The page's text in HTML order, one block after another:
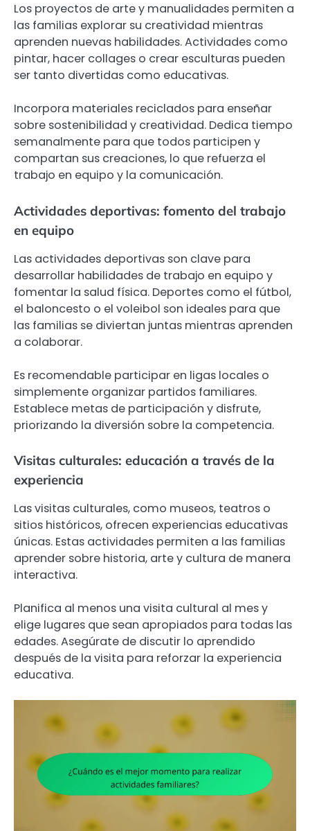
Los proyectos de arte y manualidades permiten a
las familias explorar su creatividad mientras
aprenden nuevas habilidades. Actividades como
pintar, hacer collages o crear esculturas pueden
ser tanto divertidas como educativas.
Incorpora materiales reciclados para enseñar
sobre sostenibilidad y creatividad. Dedica tiempo
semanalmente para que todos participen y
compartan sus creaciones, lo que refuerza el
trabajo en equipo y la comunicación.
Actividades deportivas: fomento del trabajo
en equipo
Las actividades deportivas son clave para
desarrollar habilidades de trabajo en equipo y
fomentar la salud física. Deportes como el fútbol,
el baloncesto o el voleibol son ideales para que
las familias se diviertan juntas mientras aprenden
a colaborar.
Es recomendable participar en ligas locales o
simplemente organizar partidos familiares.
Establece metas de participación y disfrute,
priorizando la diversión sobre la competencia.
Visitas culturales: educación a través de la
experiencia
Las visitas culturales, como museos, teatros o
sitios históricos, ofrecen experiencias educativas
únicas. Estas actividades permiten a las familias
aprender sobre historia, arte y cultura de manera
interactiva.
Planifica al menos una visita cultural al mes y
elige lugares que sean apropiados para todas las
edades. Asegúrate de discutir lo aprendido
después de la visita para reforzar la experiencia
educativa.